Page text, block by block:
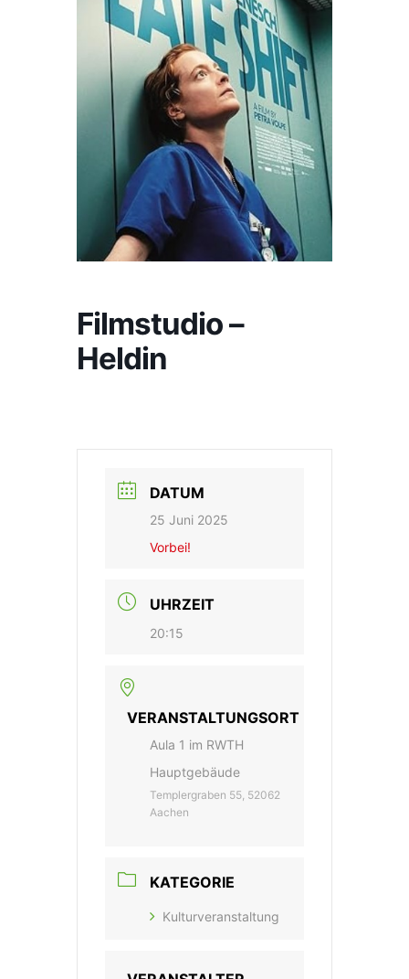
Filmstudio –
Heldin
DATUM
25 Juni 2025
Vorbei!
UHRZEIT
20:15
VERANSTALTUNGSORT
Aula 1 im RWTH
Hauptgebäude
Templergraben 55, 52062
Aachen
KATEGORIE
Kulturveranstaltung